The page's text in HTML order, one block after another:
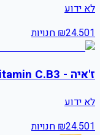
לא ידוע
₪24.501 חנויות
ז'איה - Vitamin C.B3 ג'ל ניקוי פנים ויטמינים 190 מ"ל
לא ידוע
₪24.501 חנויות